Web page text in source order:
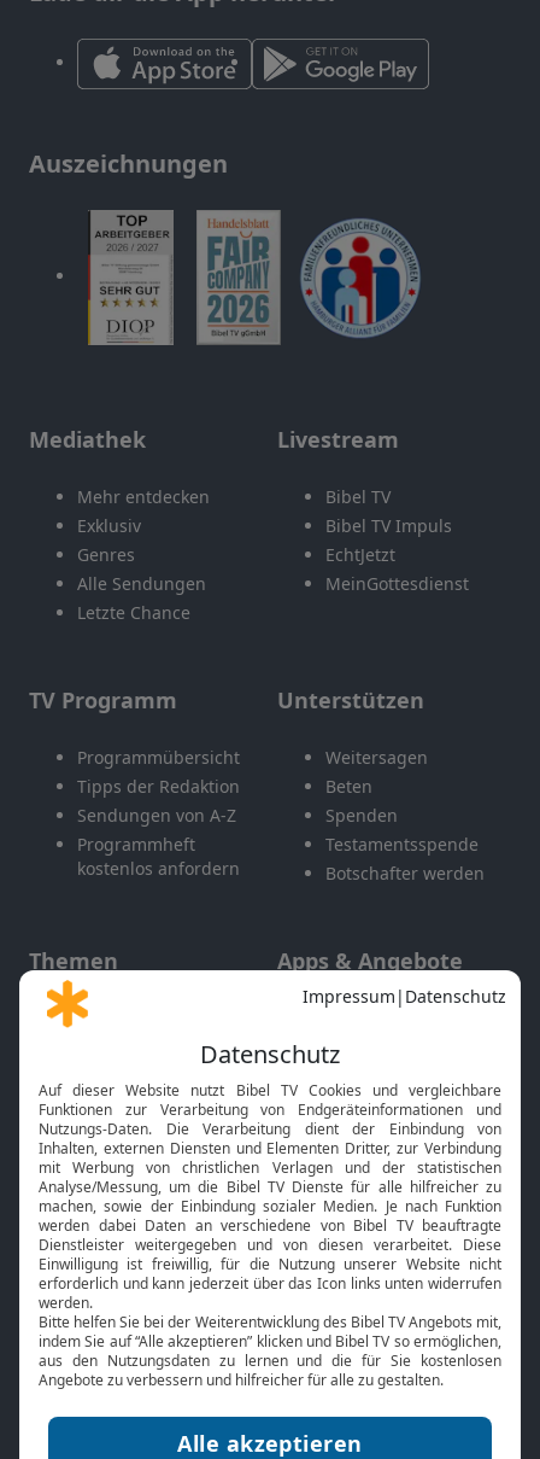
Auszeichnungen
Mediathek
Mehr entdecken
Exklusiv
Genres
Alle Sendungen
Letzte Chance
Livestream
Bibel TV
Bibel TV Impuls
EchtJetzt
MeinGottesdienst
TV Programm
Programmübersicht
Tipps der Redaktion
Sendungen von A-Z
Programmheft
kostenlos anfordern
Unterstützen
Weitersagen
Beten
Spenden
Testamentsspende
Botschafter werden
Themen
Gott und Bibel erklärt
Neuigkeiten
Apps & Angebote
Mobile App
Smart TV
HbbTV
Bibelthek Online-Bibel
Nächster Gottesdienst
Bibel TV
Über uns
Jobs
Mediadaten
Service
Kontakt
TV-Empfang